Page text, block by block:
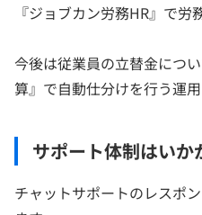
『ジョブカン労務HR』で労
今後は従業員の立替金につ
算』で自動仕分けを行う運
サポート体制はいか
チャットサポートのレスポ